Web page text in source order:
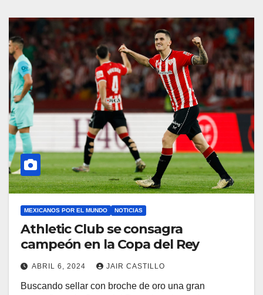
MEXICANOS POR EL MUNDO NOTICIAS
Athletic Club se consagra
campeón en la Copa del Rey
ABRIL 6, 2024 JAIR CASTILLO
Buscando sellar con broche de oro una gran